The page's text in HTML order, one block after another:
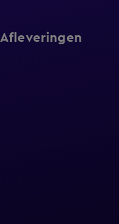
Afleveringen